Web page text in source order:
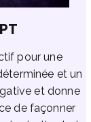
pour une
et un
et donne
de façonner